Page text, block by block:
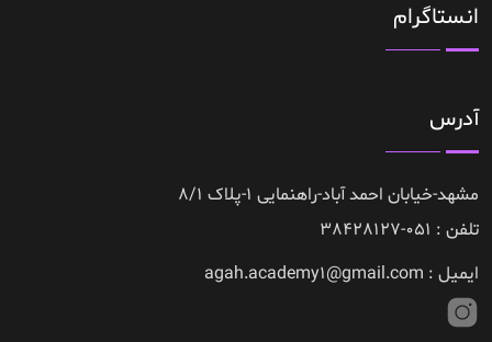
انستاگرام
آدرس
مشهد-خیابان احمد آباد-راهنمایی 1-پلاک 8/1
تلفن : 051-38428127
ایمیل : agah.academy1@gmail.com